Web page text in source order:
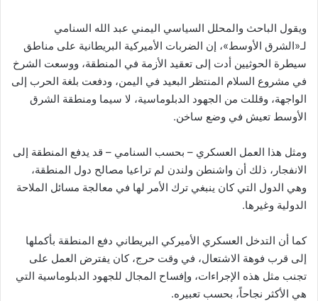
ويقول الباحث والمحلل السياسي اليمني عبد الله السنامي
لـ«الشرق الأوسط»، إن الضربات الأميركية البريطانية على مناطق
سيطرة الحوثيين أدت إلى تعقيد الأزمة في المنطقة، ووسعت الشرخ
في مشروع السلام المنتظر البعيد في اليمن، ودفعت بلغة الحرب إلى
الواجهة، وقللت من الجهود الدبلوماسية، لا سيما ومنطقة الشرق
الأوسط تعيش في وضع ساخن.
ومثل هذا العمل العسكري – بحسب السنامي – قد يدفع المنطقة إلى
الانفجار، ذلك أن واشنطن ولندن لم تراعيا مصالح دول المنطقة،
وهي الدول التي كان ينبغي ترك الأمر لها في معالجة مسائل الملاحة
الدولية وغيرها.
كما أن التدخل العسكري الأميركي البريطاني دفع المنطقة بأكملها
إلى قرب فوهة الاشتعال، في وقت حرج، كان يفترض العمل على
تجنب مثل هذه الإجراءات، وإفساح المجال للجهود الدبلوماسية التي
هي الأكثر نجاحاً، بحسب تعبيره.